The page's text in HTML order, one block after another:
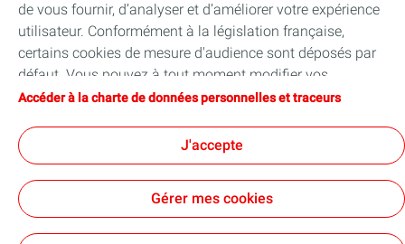
Collaborer avec TotalEnergies
Accessibilité
Conditions Générales d’Utilisation
Accessibilité : Partiellement conforme
de vous fournir, d’analyser et d’améliorer votre expérience
utilisateur. Conformément à la législation française,
certains cookies de mesure d'audience sont déposés par
défaut. Vous pouvez à tout moment modifier vos
paramètres de cookies en cliquant sur le bouton « Gérer
vous acceptez le dépôt de l’ensemble des cookies. Dans le
cas où vous cliquez sur « Je refuse », seuls les cookies
techniques nécessaires au bon fonctionnement du site
seront utilisés. Pour plus d’informations, vous pouvez
Accéder à la charte de données personnelles et traceurs
J'accepte
Gérer mes cookies